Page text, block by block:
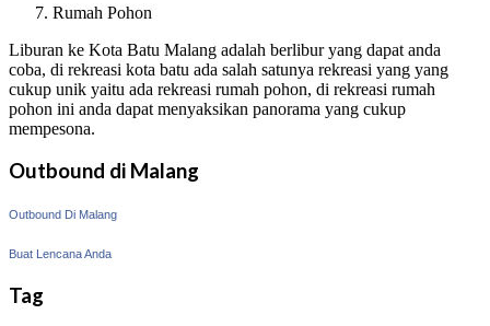
Rumah Pohon
Liburan ke Kota Batu Malang adalah berlibur yang dapat anda
coba, di rekreasi kota batu ada salah satunya rekreasi yang yang
cukup unik yaitu ada rekreasi rumah pohon, di rekreasi rumah
pohon ini anda dapat menyaksikan panorama yang cukup
mempesona.
Outbound di Malang
Outbound Di Malang
Buat Lencana Anda
Tag